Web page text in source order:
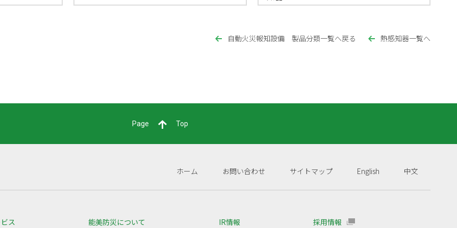
自動火災報知設備 製品分類一覧へ戻る 熱感知器一覧へ
Page Top
ホーム お問い合わせ サイトマップ English 中文
ス 能美防災について IR情報 採用情報